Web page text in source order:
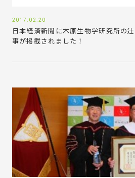
2017.02.20
日本経済新聞に木原生物学研究所の
事が掲載されました！